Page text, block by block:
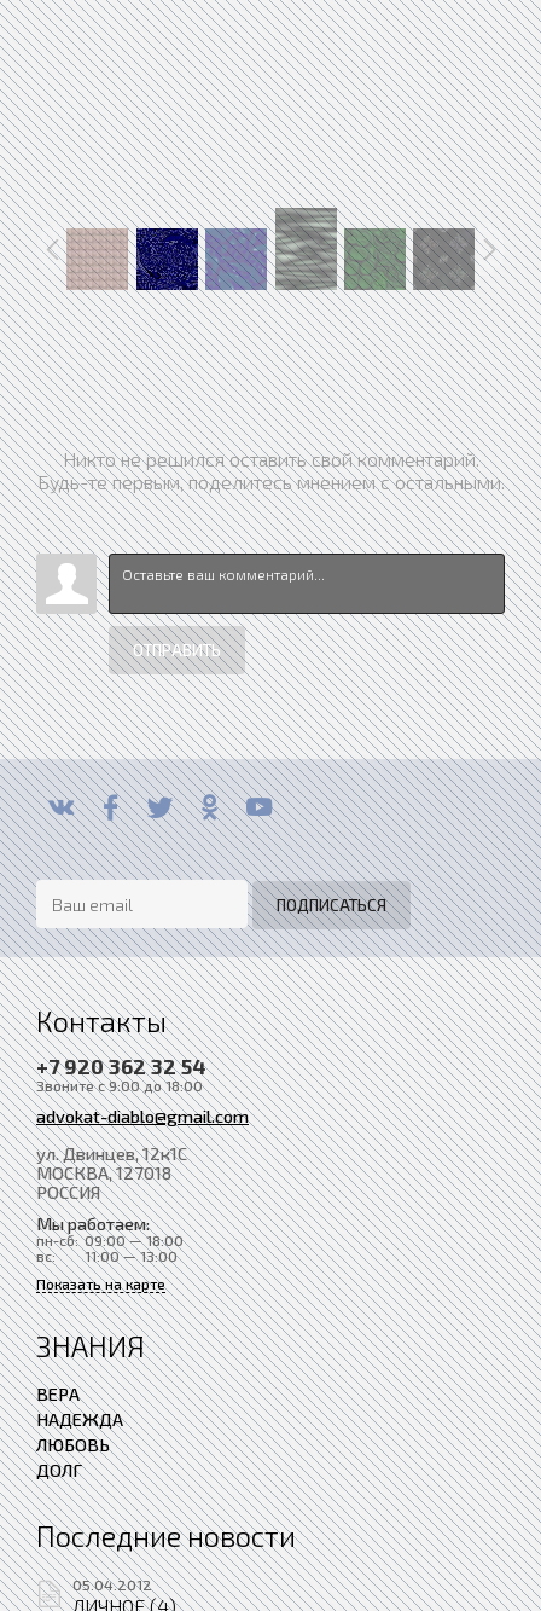
Никто не решился оставить свой комментарий.
Будь-те первым, поделитесь мнением с остальными.
ОТПРАВИТЬ
Контакты
+7 920 362 32 54
Звоните с 9:00 до 18:00
advokat-diablo@gmail.com
ул. Двинцев, 12к1С
МОСКВА, 127018
РОССИЯ
Мы работаем:
пн-сб: 09:00 — 18:00
вс:
11:00 — 13:00
Показать на карте
ЗНАНИЯ
ВЕРА
НАДЕЖДА
ЛЮБОВЬ
ДОЛГ
Последние новости
05.04.2012
ЛИЧНОЕ (4)